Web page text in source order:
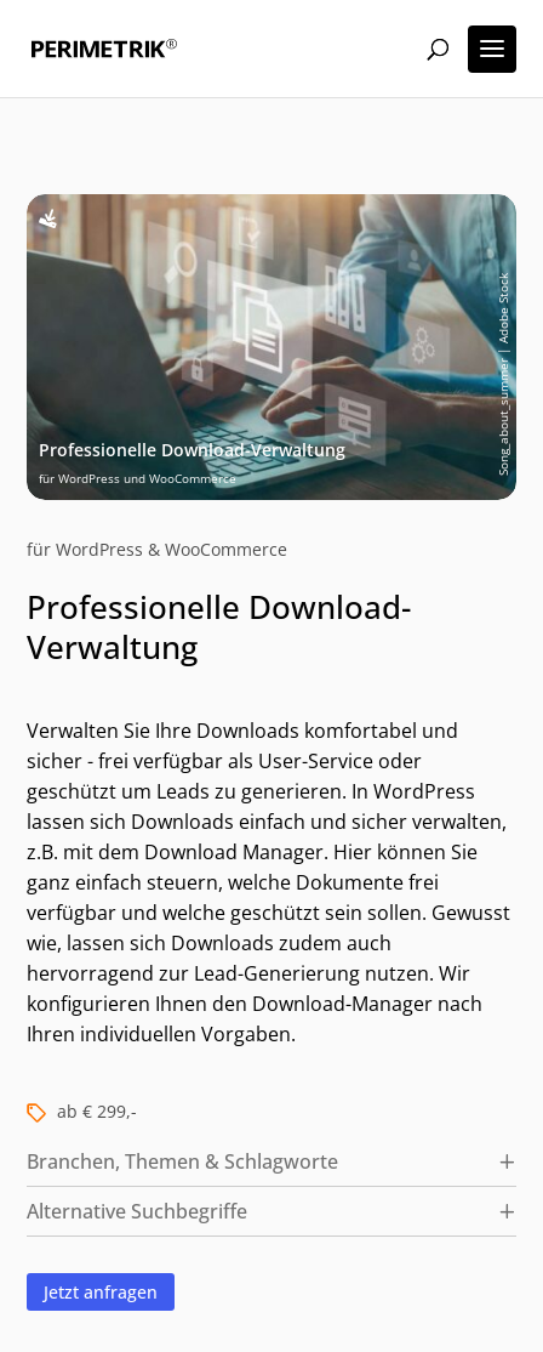
Song_about_summer | Adobe Stock
Professionelle Download-Verwaltung
für WordPress und WooCommerce
für WordPress & WooCommerce
Professionelle Download-
Verwaltung
Verwalten Sie Ihre Downloads komfortabel und
sicher - frei verfügbar als User-Service oder
geschützt um Leads zu generieren. In WordPress
lassen sich Downloads einfach und sicher verwalten,
z.B. mit dem Download Manager. Hier können Sie
ganz einfach steuern, welche Dokumente frei
verfügbar und welche geschützt sein sollen. Gewusst
wie, lassen sich Downloads zudem auch
hervorragend zur Lead-Generierung nutzen. Wir
konfigurieren Ihnen den Download-Manager nach
Ihren individuellen Vorgaben.
ab € 299,-
Kategorien und alternative Suchbegriffe
Branchen, Themen & Schlagworte
Alternative Suchbegriffe
Jetzt anfragen